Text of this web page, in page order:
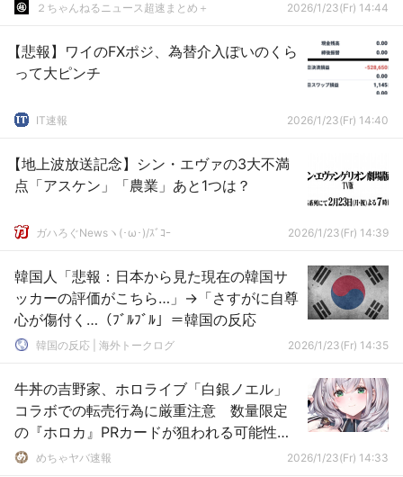
２ちゃんねるニュース超速まとめ＋ 2026/1/23(Fr) 14:44
【悲報】ワイのFXポジ、為替介入ぽいのくら
って大ピンチ
IT速報 2026/1/23(Fr) 14:40
【地上波放送記念】シン・エヴァの3大不満
点「アスケン」「農業」あと1つは？
ガハろぐNewsヽ(･ω･)/ｽﾞｺｰ 2026/1/23(Fr) 14:39
韓国人「悲報：日本から見た現在の韓国サ
ッカーの評価がこちら…」→「さすがに自尊
心が傷付く…（ﾌﾞﾙﾌﾞﾙ」＝韓国の反応
韓国の反応 | 海外トークログ 2026/1/23(Fr) 14:35
牛丼の吉野家、ホロライブ「白銀ノエル」
コラボでの転売行為に厳重注意 数量限定
の『ホロカ』PRカードが狙われる可能性を
危惧めちゃヤバ速報 2026/1/23(Fr) 14:33